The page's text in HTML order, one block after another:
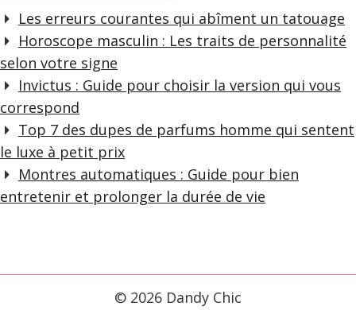
Les erreurs courantes qui abîment un tatouage
Horoscope masculin : Les traits de personnalité
selon votre signe
Invictus : Guide pour choisir la version qui vous
correspond
Top 7 des dupes de parfums homme qui sentent
le luxe à petit prix
Montres automatiques : Guide pour bien
entretenir et prolonger la durée de vie
© 2026 Dandy Chic